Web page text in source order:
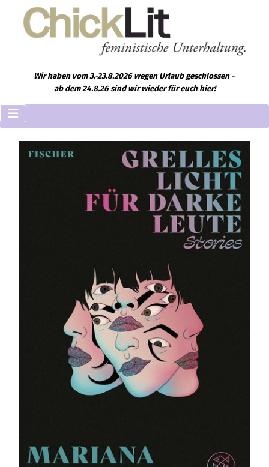
Wir haben vom 3.-23.8.2026 wegen Urlaub geschlossen -
ab dem 24.8.26 sind wir wieder für euch hier!